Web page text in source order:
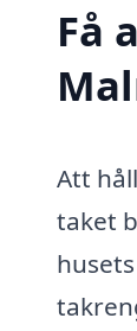
Få
Att
taket